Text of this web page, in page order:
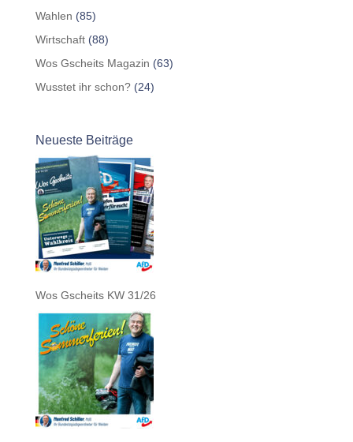
Wahlen (85)
Wirtschaft(88)
Wos Gscheits Magazin (63)
Wusstet ihr schon?(24)
Neueste Beiträge
Wos Gscheits KW 31/26